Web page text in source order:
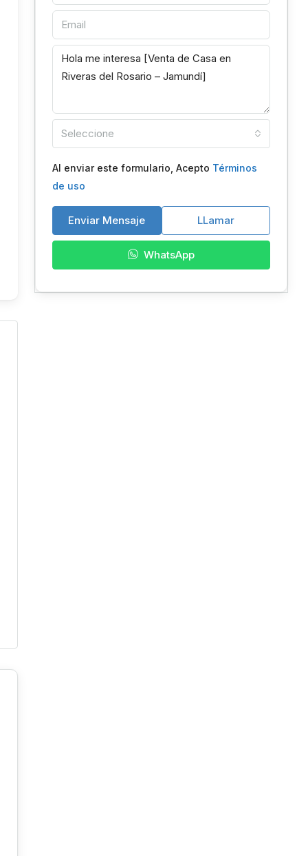
Seleccione
Al enviar este formulario, Acepto Términos
de uso
Enviar Mensaje LLamar
WhatsApp